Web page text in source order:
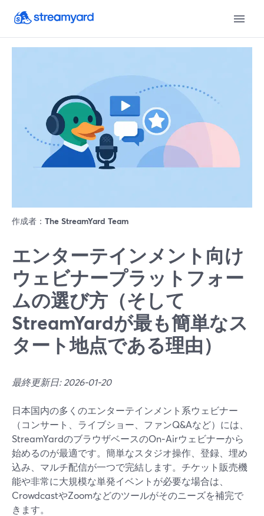
作成者： The StreamYard Team
エンターテインメント向け
ウェビナープラットフォー
ムの選び方（そして
StreamYardが最も簡単なス
タート地点である理由）
最終更新日: 2026-01-20
日本国内の多くのエンターテインメント系ウェビナー
（コンサート、ライブショー、ファンQ&Aなど）には、
StreamYardのブラウザベースのOn‑Airウェビナーから
始めるのが最適です。簡単なスタジオ操作、登録、埋め
込み、マルチ配信が一つで完結します。チケット販売機
能や非常に大規模な単発イベントが必要な場合は、
CrowdcastやZoomなどのツールがそのニーズを補完で
きます。